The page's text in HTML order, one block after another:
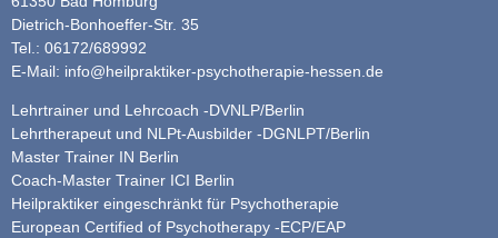
Dietrich-Bonhoeffer-Str. 35
Tel.: 06172/689992
E-Mail: info@heilpraktiker-psychotherapie-hessen.de
Lehrtrainer und Lehrcoach -DVNLP/Berlin
Lehrtherapeut und NLPt-Ausbilder -DGNLPT/Berlin
Master Trainer IN Berlin
Coach-Master Trainer ICI Berlin
Heilpraktiker eingeschränkt für Psychotherapie
European Certified of Psychotherapy -ECP/EAP